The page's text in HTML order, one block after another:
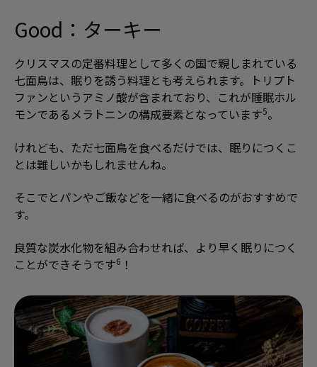
Good： ターキー
クリスマスの定番料理として多くの国で親しまれている
七面鳥は、眠りを誘う料理とも考えられます。トリプト
ファンというアミノ酸が含まれており、これが睡眠ホル
モンであるメラトニンの構成要素となっています5。
けれども、ただ七面鳥を食べるだけでは、眠りにつくこ
とは難しいかもしれませんね。
そこでとパンやご飯などを一緒に食べるのがおすすめで
す。
良質な炭水化物を組み合わせれば、より早く眠りにつく
ことができそうです6 ！